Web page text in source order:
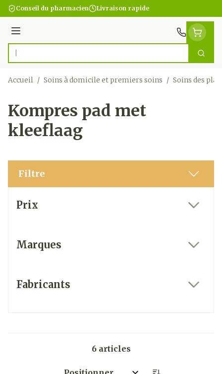
Aller au contenu
Conseil du pharmacien Livraison rapide
Menu
Rechercher
Accueil / Soins à domicile et premiers soins / Soins des
Kompres pad met
kleeflaag
Filtre
Prix
Marques
Fabricants
6articles